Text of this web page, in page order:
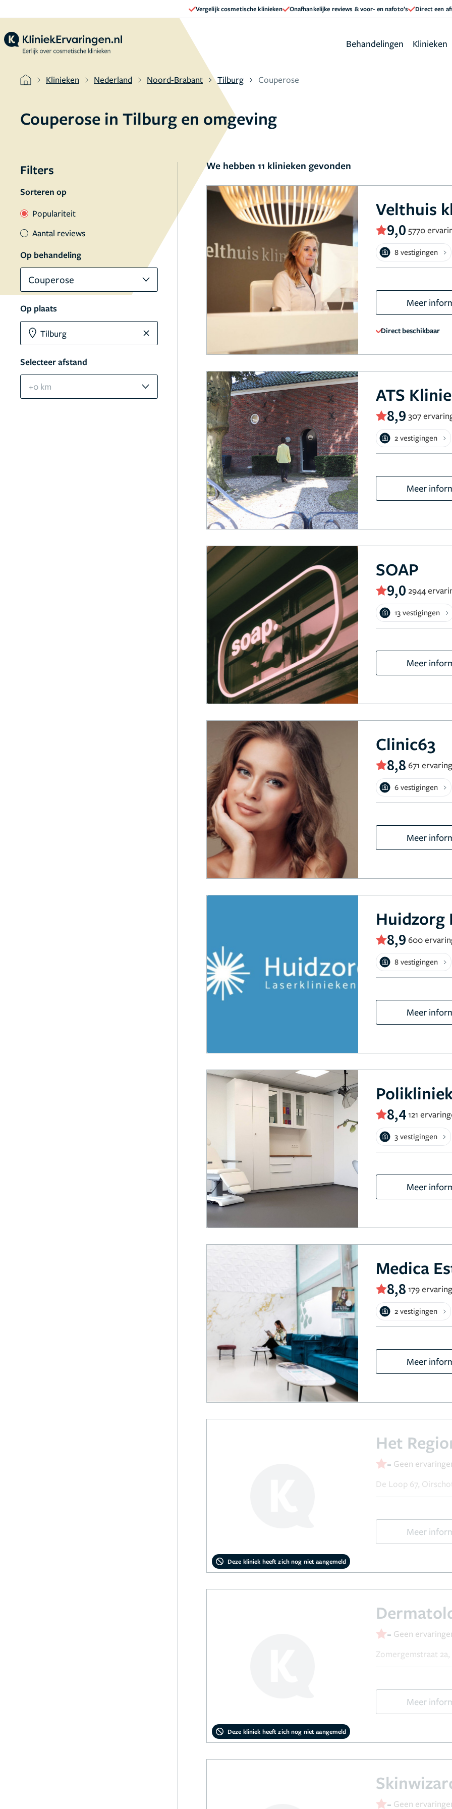
Vergelijk cosmetische klinieken Onafhankelijke reviews & voor- en nafoto’s Direct een
Behandelingen Klinieken
Klinieken Nederland Noord-Brabant Tilburg Couperose
Couperose in Tilburg en omgeving
Filters
Sorteren op
Populariteit
Aantal reviews
Op behandeling
Couperose
Op plaats
Selecteer afstand
+0 km
We hebben 11 klinieken gevonden
Velthuis
9,0 5770
8 vestigingen
Meer
Direct beschikbaar
ATS
8,9 307
2 vestigingen
Meer
SOAP
9,0 2944
13 vestigingen
Meer
Clinic63
8,8 671
6 vestigingen
Meer
Huidzorg
8,9 600
8 vestigingen
Meer
8,4121
3 vestigingen
Meer
Medica
8,8 179
2 vestigingen
Meer
Deze kliniek heeft zich nog niet aangemeld
Het
- Geen
De Loop 67,
Meer
Deze kliniek heeft zich nog niet aangemeld
- Geen
Zomergemstraat 2a,
Meer
- Geen